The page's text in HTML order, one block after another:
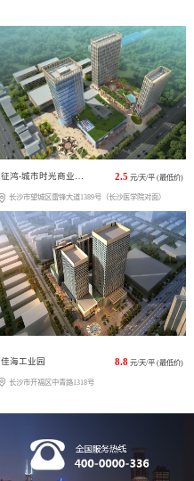
征鸿-城市时光商业广场 2.5 元/天/平 (最低价)
长沙市望城区雷锋大道1389号（长沙医学院对面）
佳海工业园 8.8 元/天/平 (最低价)
长沙市开福区中青路1318号